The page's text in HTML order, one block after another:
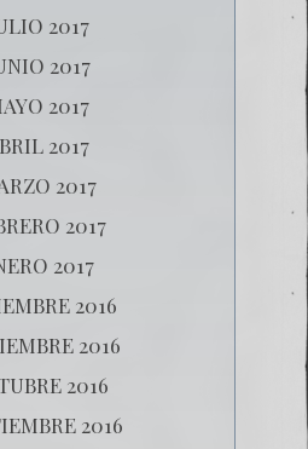
2017
2017
2017
2017
2017
2017
2017
2016
2016
2016
2016